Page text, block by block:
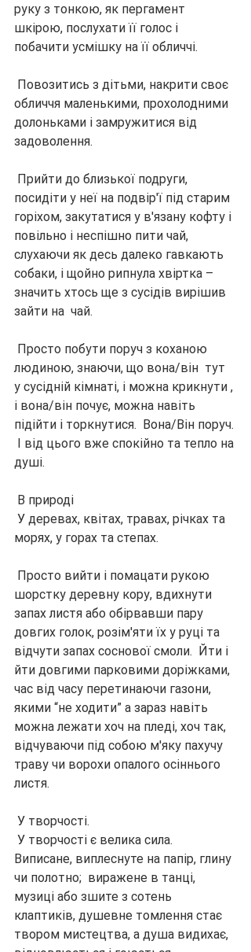
руку з тонкою, як пергамент
шкірою, послухати її голос і
побачити усмішку на її обличчі.
обличчя маленькими, прохолодними
долоньками і замружитися від
задоволення.
посидіти у неї на подвір'ї під старим
горіхом, закутатися у в'язану кофту і
повільно і неспішно пити чай,
слухаючи як десь далеко гавкають
собаки, і щойно рипнула хвіртка –
значить хтось ще з сусідів вирішив
зайти на  чай.
людиною, знаючи, що вона/він  тут
у сусідній кімнаті, і можна крикнути ,
і вона/він почує, можна навіть
підійти і торкнутися.  Вона/Він поруч.
І від цього вже спокійно та тепло на
душі.
В природі
морях, у горах та степах.
шорстку деревну кору, вдихнути
запах листя або обірвавши пару
довгих голок, розім'яти їх у руці та
відчути запах соснової смоли.  Йти і
йти довгими парковими доріжками,
час від часу перетинаючи газони,
якими “не ходити” а зараз навіть
можна лежати хоч на пледі, хоч так,
відчуваючи під собою м'яку пахучу
траву чи ворохи опалого осіннього
листя.
У творчості.
Виписане, виплеснуте на папір, глину
чи полотно;  виражене в танці,
музиці або зшите з сотень
клаптиків, душевне томлення стає
твором мистецтва, а душа видихає,